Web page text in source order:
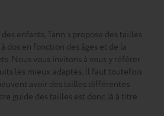
enfants, Tann’s propose des tailles
dos en fonction des âges et de la
Nous vous invitons à vous y référer
les mieux adaptés. Il faut toutefois
avoir des tailles différentes
guide des tailles est donc là à titre